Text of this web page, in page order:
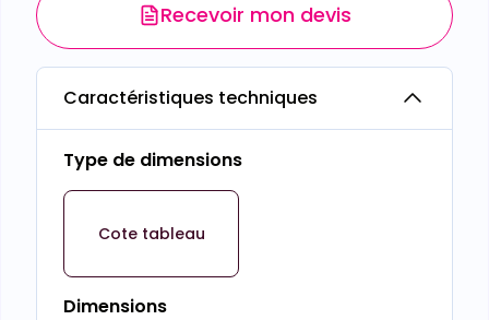
Recevoir mon devis
Caractéristiques techniques
Type de dimensions
Cote tableau
Dimensions